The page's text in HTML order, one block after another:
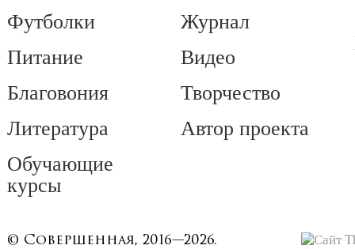
Футболки
Питание
Благовония
Литература
Обучающие
курсы
Журнал
Видео
Творчество
Автор проекта
© Совершенная, 2016—2026.